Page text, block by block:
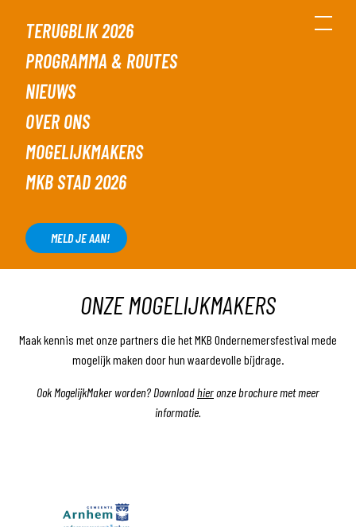
TERUGBLIK 2026
PROGRAMMA & ROUTES
NIEUWS
OVER ONS
MOGELIJKMAKERS
MKB STAD 2026
MELD JE AAN!
MET DANK AAN ONZE
BEKIJK HET PROGRAMMA
ONZE MOGELIJKMAKERS
Maak kennis met onze partners die het MKB Ondernemersfestival mede
mogelijk maken door hun waardevolle bijdrage.
Ook MogelijkMaker worden? Downloadhieronze brochure met meer
informatie.